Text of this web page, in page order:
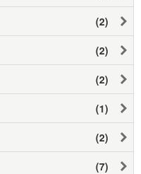
(2)
(2)
(2)
(1)
(2)
(7)